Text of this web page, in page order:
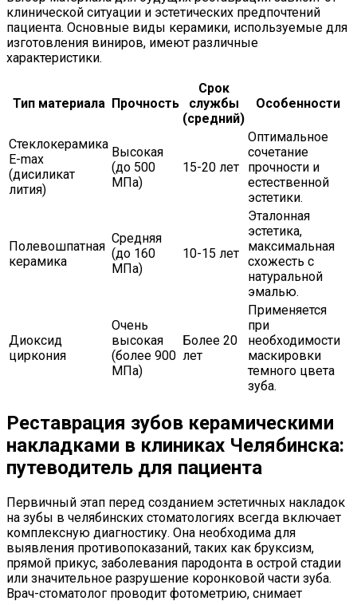
клинической ситуации и эстетических предпочтений
пациента. Основные виды керамики, используемые для
изготовления виниров, имеют различные
характеристики.
Тип материала Прочность
Срок
службы
(средний)
Особенности
Стеклокерамика
E-max
(дисиликат
лития)
Высокая
(до 500
МПа)
15-20 лет
Оптимальное
сочетание
прочности и
естественной
эстетики.
Полевошпатная
керамика
Средняя
(до 160
МПа)
10-15 лет
Эталонная
эстетика,
максимальная
схожесть с
натуральной
эмалью.
Диоксид
циркония
Очень
высокая
(более 900
МПа)
Более 20
лет
Применяется
при
необходимости
маскировки
темного цвета
зуба.
Реставрация зубов керамическими
накладками в клиниках Челябинска:
путеводитель для пациента
Первичный этап перед созданием эстетичных накладок
на зубы в челябинских стоматологиях всегда включает
комплексную диагностику. Она необходима для
выявления противопоказаний, таких как бруксизм,
прямой прикус, заболевания пародонта в острой стадии
или значительное разрушение коронковой части зуба.
Врач-стоматолог проводит фотометрию, снимает